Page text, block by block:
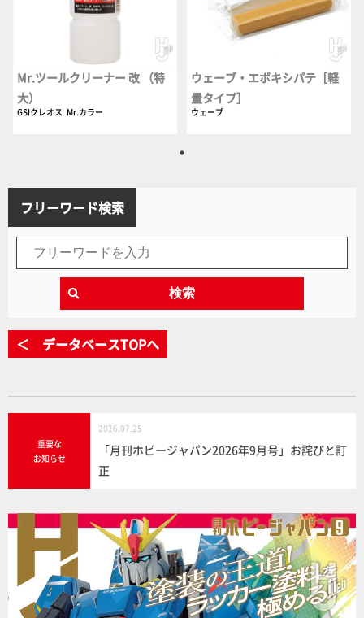
Mr.ツールクリーナー 改 （特
大）
GSIクレオス Mr.カラー
ウェーブ・エポキシパテ［軽
量タイプ］
ウェーブ
フリーワード検索
検索
＜ データベースTOPへ
重要な
お知らせ
2026.07.25
「月刊ホビージャパン2026年9月号」お詫びと訂
正